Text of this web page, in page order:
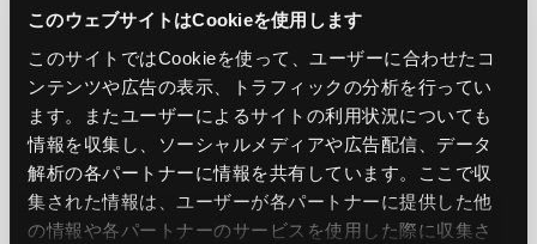
このウェブサイトはCookieを使用します
このサイトではCookieを使って、ユーザーに合わせたコ
ンテンツや広告の表示、トラフィックの分析を行ってい
ます。またユーザーによるサイトの利用状況についても
情報を収集し、ソーシャルメディアや広告配信、データ
解析の各パートナーに情報を共有しています。ここで収
集された情報は、ユーザーが各パートナーに提供した他
の情報や各パートナーのサービスを使用した際に収集さ
BACK TO LIST
CATEGORY
AWS GCP Azure ON PREMISE